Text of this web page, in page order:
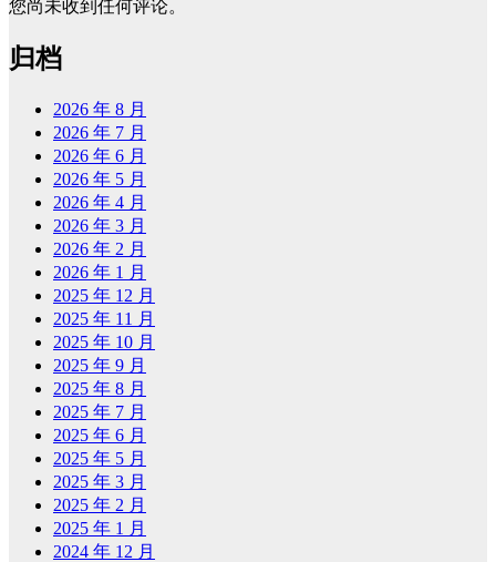
您尚未收到任何评论。
归档
2026 年 8 月
2026 年 7 月
2026 年 6 月
2026 年 5 月
2026 年 4 月
2026 年 3 月
2026 年 2 月
2026 年 1 月
2025 年 12 月
2025 年 11 月
2025 年 10 月
2025 年 9 月
2025 年 8 月
2025 年 7 月
2025 年 6 月
2025 年 5 月
2025 年 3 月
2025 年 2 月
2025 年 1 月
2024 年 12 月